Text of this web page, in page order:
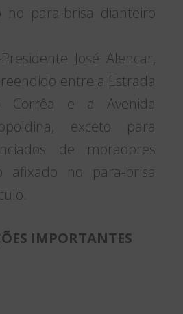
no para-brisa dianteiro
José Alencar,
entre a Estrada
Corrêa e a Avenida
exceto para
de moradores
afixado no para-brisa
IMPORTANTES